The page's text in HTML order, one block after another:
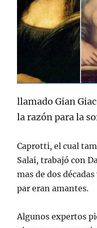
llamado Gian
la razón para la
Caprotti, el cual
Salai, trabajó con
mas de dos
par eran amantes.
Algunos expertos